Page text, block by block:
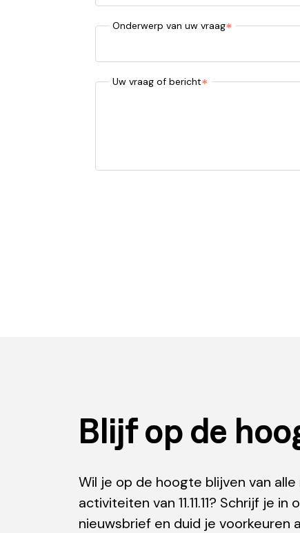
Onderwerp van uw vraag
Uw vraag of bericht
Blijf op de
Wil je op de hoogte blijven van alle
activiteiten van 11.11.11? Schrijf je in
nieuwsbrief en duid je voorkeuren